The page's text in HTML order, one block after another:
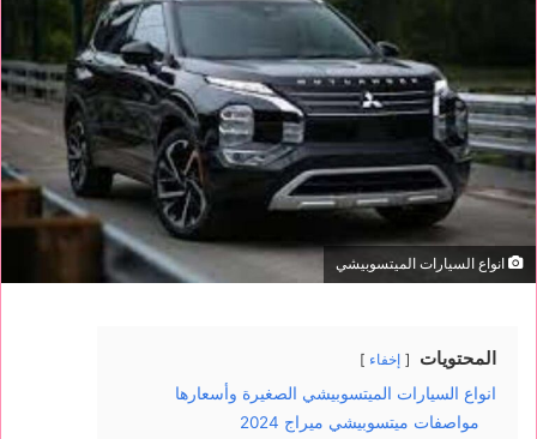
انواع السيارات الميتسوبيشي
المحتويات إخفاء
انواع السيارات الميتسوبيشي الصغيرة وأسعارها
مواصفات ميتسوبيشي ميراج 2024